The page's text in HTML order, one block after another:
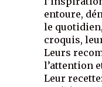
entoure,
le
croquis,
Leurs
l’attention
Leur